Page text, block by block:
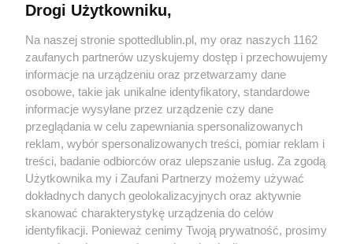
KATEGORIE
OGŁOSZENIA
WYDARZENIA
NA SKRÓTY
Regulamin
Polityka prywatności
RODO
Warunki korzystania z treści
Drogi Użytkowniku,
Na naszej stronie spottedlublin.pl, my oraz naszych 1162
zaufanych partnerów uzyskujemy dostęp i przechowujemy
informacje na urządzeniu oraz przetwarzamy dane
osobowe, takie jak unikalne identyfikatory, standardowe
informacje wysyłane przez urządzenie czy dane
przeglądania w celu zapewniania spersonalizowanych
reklam, wybór spersonalizowanych treści, pomiar reklam i
treści, badanie odbiorców oraz ulepszanie usług. Za zgodą
Użytkownika my i Zaufani Partnerzy możemy używać
dokładnych danych geolokalizacyjnych oraz aktywnie
skanować charakterystykę urządzenia do celów
identyfikacji. Ponieważ cenimy Twoją prywatność, prosimy